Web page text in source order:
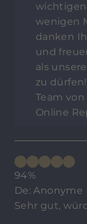
wenigen
danken
und
als
zu
Team
Online
94%
De: Anonyme
Sehr gut,